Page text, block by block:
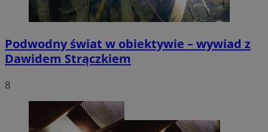
Podwodny świat w obiektywie – wywiad z
Dawidem Strączkiem
8